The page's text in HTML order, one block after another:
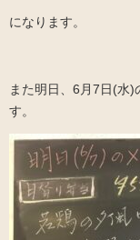
になります。
また明日、6月7日(水)
す。